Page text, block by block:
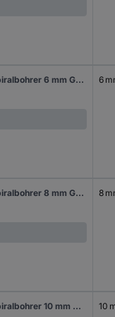
Bosch Accessories 2608595522 Holz-Spiralbohrer 6 mm Gesamtlänge 106 mm 1/4" (6.3 mm) 1 St. 6
Bosch Accessories 2608595523 Holz-Spiralbohrer 8 mm Gesamtlänge 117 mm 1/4" (6.3 mm) 1 St. 8
Bosch Accessories 2608595524 Holz-Spiralbohrer 10 mm Gesamtlänge 133 mm 1/4" (6.3 mm) 1 St. 10